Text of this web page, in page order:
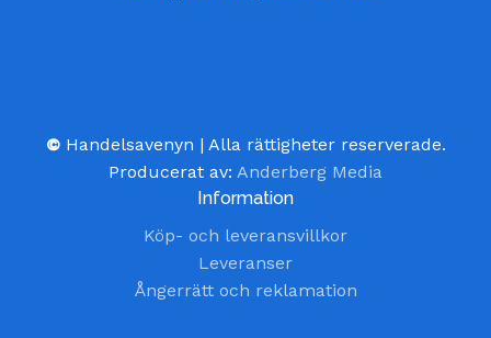
© Handelsavenyn | Alla rättigheter reserverade.
Producerat av: Anderberg Media
Information
Köp- och leveransvillkor
Leveranser
Ångerrätt och reklamation